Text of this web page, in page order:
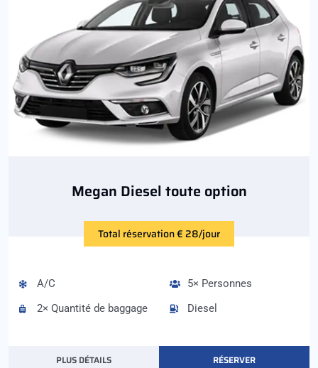
Megan Diesel toute option
Total réservation € 28/jour
A/C
2× Quantité de baggage
5× Personnes
Diesel
PLUS DÉTAILS RÉSERVER